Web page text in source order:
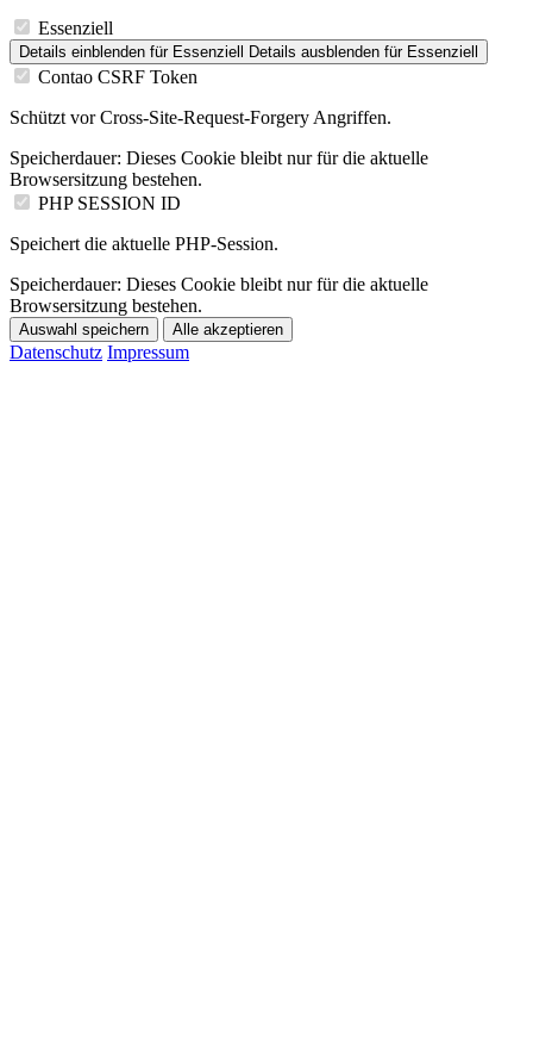
Essenziell
Details einblenden für Essenziell Details ausblenden für Essenziell
Contao CSRF Token
Schützt vor Cross-Site-Request-Forgery Angriffen.
Speicherdauer: Dieses Cookie bleibt nur für die aktuelle
Browsersitzung bestehen.
PHP SESSION ID
Speichert die aktuelle PHP-Session.
Speicherdauer: Dieses Cookie bleibt nur für die aktuelle
Browsersitzung bestehen.
Auswahl speichern Alle akzeptieren
Datenschutz Impressum